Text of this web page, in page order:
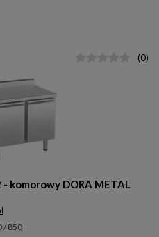
- komorowy DORA METAL
/ 850
(0)